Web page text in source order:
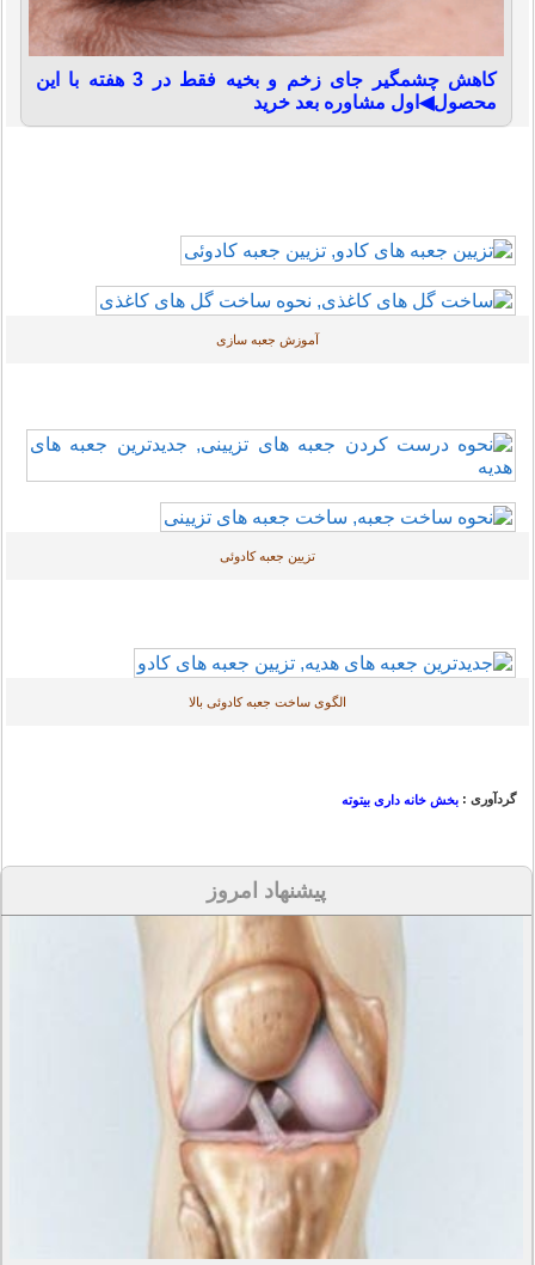
کاهش چشمگیر جای زخم و بخیه فقط در 3 هفته با این
محصول◀اول مشاوره بعد خرید
آموزش جعبه سازی
تزیین جعبه کادوئی
الگوی ساخت جعبه کادوئی بالا
گردآوری : بخش خانه داری بیتوته
پیشنهاد امروز